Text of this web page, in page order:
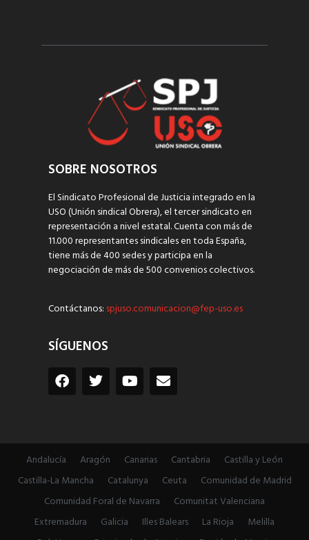
SOBRE NOSOTROS
El Sindicato Profesional de Justicia integrado en la
USO (Unión sindical Obrera), el tercer sindicato en
representación a nivel estatal. Cuenta con más de
11.000 representantes sindicales en toda España,
tiene más de 400 sedes y participa en la
negociación de más de 500 convenios colectivos.
Contáctanos: spjuso.comunicacion@fep-uso.es
SÍGUENOS
Andalucía Aragón Canarias Cantabria
Castilla y León
Castilla-La Mancha
Catalunya Ceuta
Comunidad de Madrid
Comunidad Foral de Navarra
Comunitat Valenciana
Extremadura
Galicia Illes Balears La Rioja
Melilla